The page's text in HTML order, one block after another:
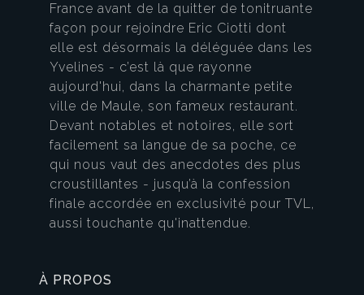
France avant de la quitter de tonitruante
façon pour rejoindre Eric Ciotti dont
elle est désormais la déléguée dans les
Yvelines - c’est là que rayonne
aujourd'hui, dans la charmante petite
ville de Maule, son fameux restaurant.
Devant notables et notoires, elle sort
facilement sa langue de sa poche, ce
qui nous vaut des anecdotes des plus
croustillantes - jusqu’à la confession
finale accordée en exclusivité pour TVL,
aussi touchante qu'inattendue.
À PROPOS